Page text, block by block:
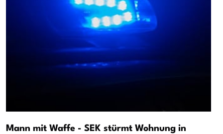
Mann mit Waffe - SEK stürmt Wohnung in